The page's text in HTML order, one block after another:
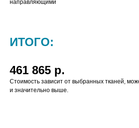
направляющими
ИТОГО:
461 865 р.
Стоимость зависит от выбранных тканей,
и значительно выше.